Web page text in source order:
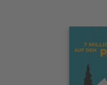
Interaktives